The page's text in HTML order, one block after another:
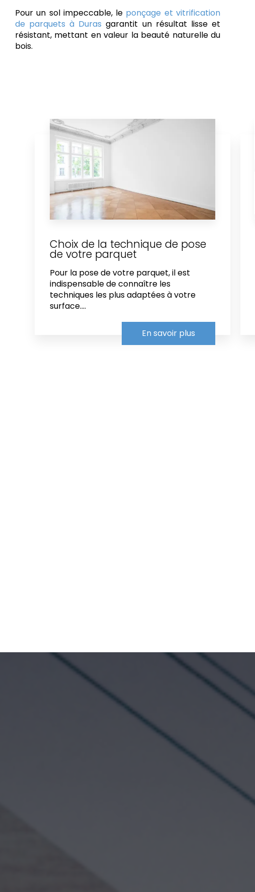
Pour un sol impeccable, le ponçage et vitrification
de parquets à Duras garantit un résultat lisse et
résistant, mettant en valeur la beauté naturelle du
bois.
Choix de la technique de pose
de votre parquet
Pour la pose de votre parquet, il est
indispensable de connaître les
techniques les plus adaptées à votre
surface....
En savoir plus